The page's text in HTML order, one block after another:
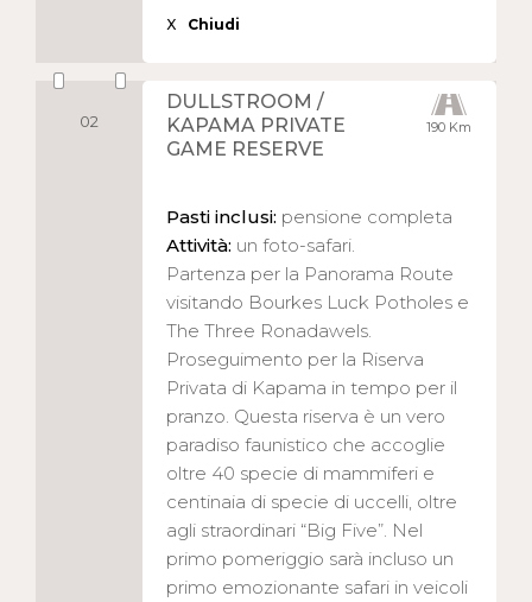
X Chiudi
02 190 Km
DULLSTROOM /
KAPAMA PRIVATE
GAME RESERVE
Pasti inclusi: pensione completa
Attività: un foto-safari.
Partenza per la Panorama Route
visitando Bourkes Luck Potholes e
The Three Ronadawels.
Proseguimento per la Riserva
Privata di Kapama in tempo per il
pranzo. Questa riserva è un vero
paradiso faunistico che accoglie
oltre 40 specie di mammiferi e
centinaia di specie di uccelli, oltre
agli straordinari “Big Five”. Nel
primo pomeriggio sarà incluso un
primo emozionante safari in veicoli